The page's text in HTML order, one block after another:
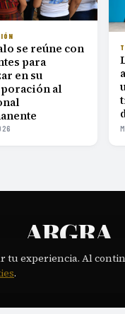
se reúne con
para
en su
al
ARGRA
POLÍTICA EDITORIAL
tu experiencia. Al
.